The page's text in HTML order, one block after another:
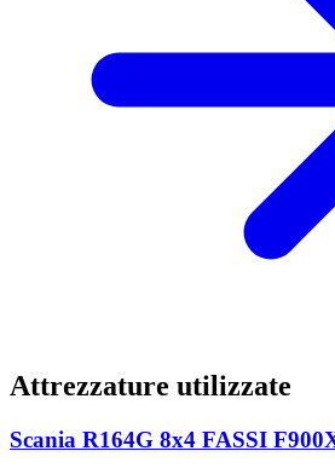
Attrezzature utilizzate
Scania R164G 8x4 FASSI